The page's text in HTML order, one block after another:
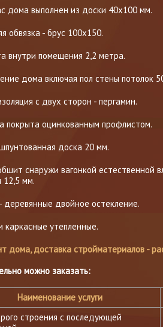
дома выполнен из доски 40x100 мм.
обвязка - брус 100х150.
внутри помещения 2,2 метра.
дома включая пол стены потолок
с двух сторон - пергамин.
покрыта оцинкованным профлистом.
доска 20 мм.
снаружи вагонкой естественной
12,5 мм.
деревянные двойное остекление.
каркасные утепленные.
дома, доставка стройматериалов -
можно заказать:
Наименование услуги
строения с последующей